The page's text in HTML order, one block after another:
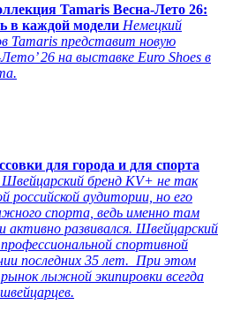
Tamaris Весна-Лето 26:
в каждой модели Немецкий
Tamaris представит новую
26 на выставке Euro Shoes в
для города и для спорта
Швейцарский бренд KV+ не так
российской аудитории, но его
спорта, ведь именно там
активно развивался. Швейцарский
спортивной
последних 35 лет. При этом
лыжной экипировки всегда